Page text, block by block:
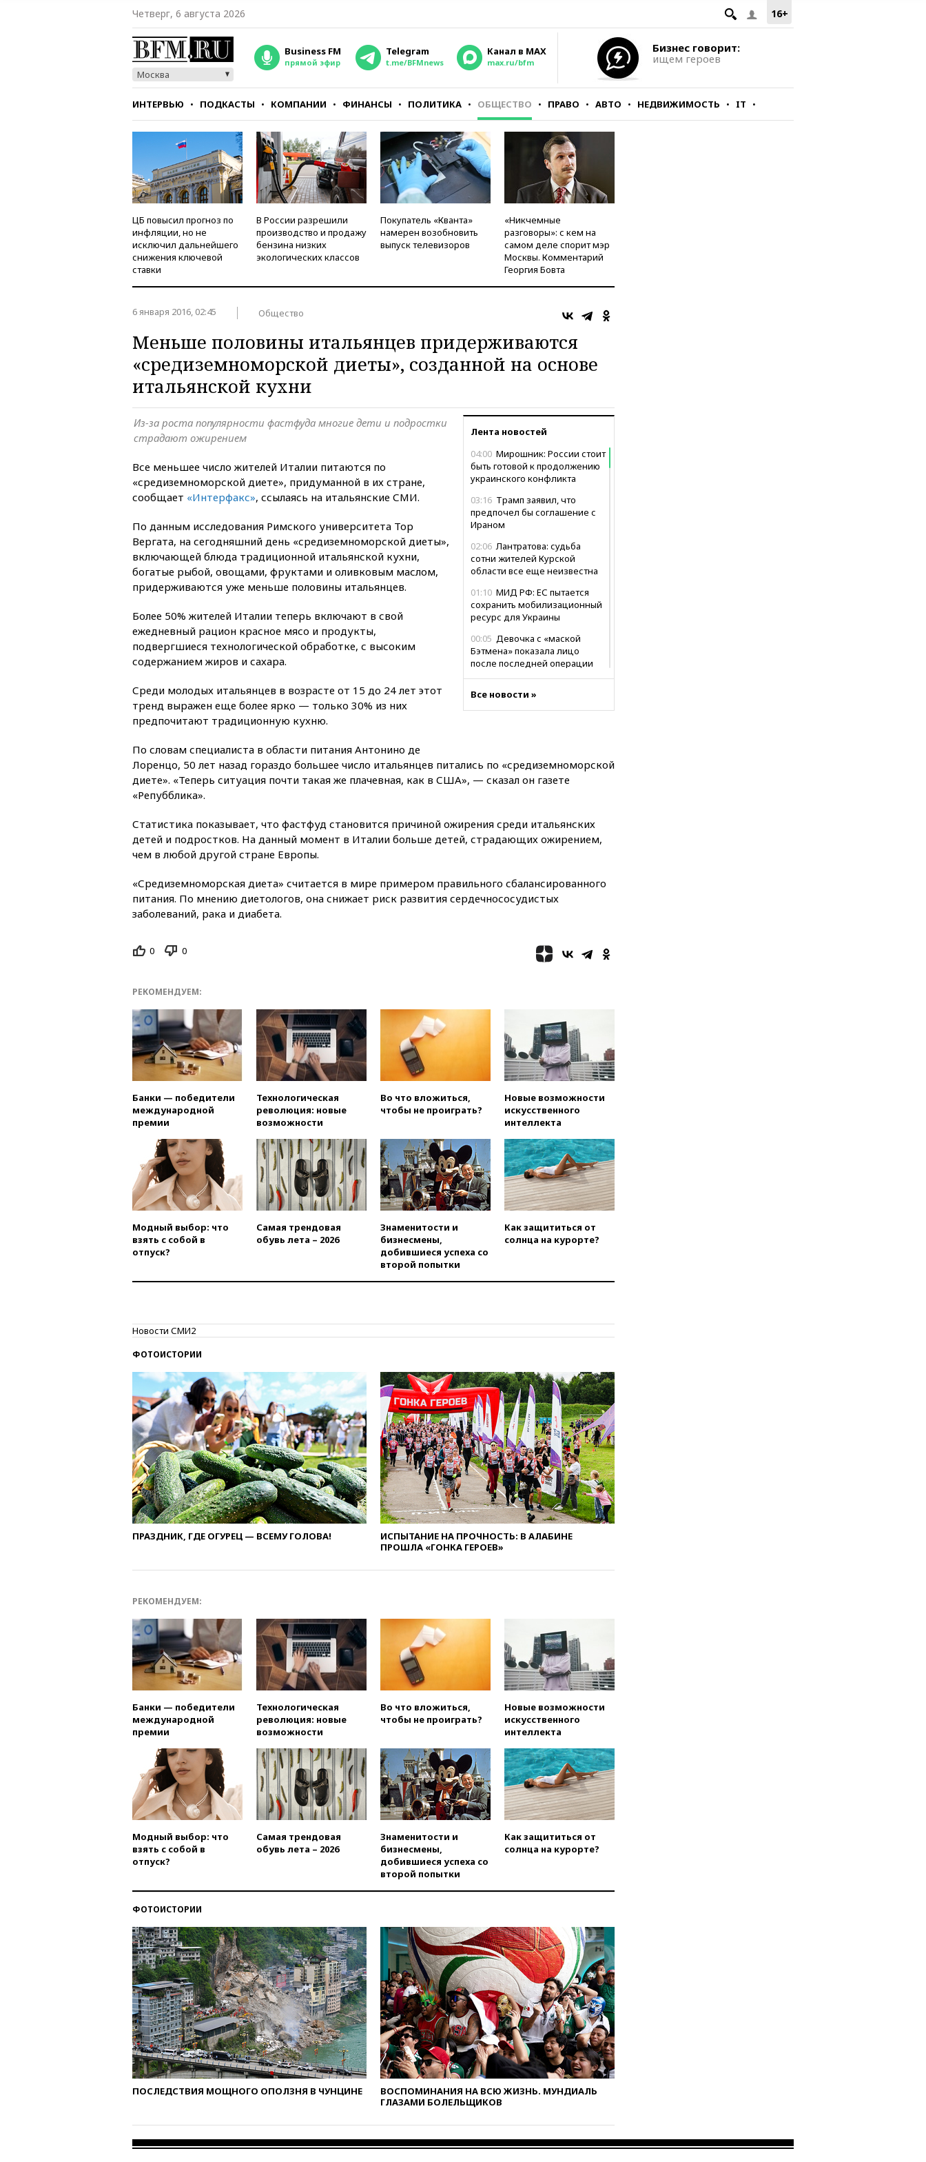
16+
Четверг, 6 августа 2026
Москва
Business FM
прямой эфир
Telegram
t.me/BFMnews
Канал в MAX
max.ru/bfm
Бизнес говорит:
ищем героев
ИНТЕРВЬЮ ПОДКАСТЫ КОМПАНИИ ФИНАНСЫ ПОЛИТИКА ОБЩЕСТВО ПРАВО АВТО НЕДВИЖИМОСТЬ IT
СТИЛЬ ТЕСТЫ
ЦБ повысил прогноз по
инфляции, но не
исключил дальнейшего
снижения ключевой
ставки
В России разрешили
производство и продажу
бензина низких
экологических классов
Покупатель «Кванта»
намерен возобновить
выпуск телевизоров
«Никчемные
разговоры»: с кем на
самом деле спорит мэр
Москвы. Комментарий
Георгия Бовта
6 января 2016, 02:45 Общество
Меньше половины итальянцев придерживаются
«средиземноморской диеты», созданной на основе
итальянской кухни
Лента новостей
04:00 Мирошник: России стоит
быть готовой к продолжению
украинского конфликта
03:16 Трамп заявил, что
предпочел бы соглашение с
Ираном
02:06 Лантратова: судьба
сотни жителей Курской
области все еще неизвестна
01:10 МИД РФ: ЕС пытается
сохранить мобилизационный
ресурс для Украины
00:05 Девочка с «маской
Бэтмена» показала лицо
после последней операции
историка Артема Кирпиченка
арестовали в Израиле
вчера, 23:00 Пост Дмитриева в
вчера, 22:49Минпромторг:
банкротство «Кванта» не
РФ
вчера, 22:35Семь грузовых
Минфин: в июле
выросли нефтегазовые
согласовал первый стандарт
исламского банкинга
вчера, 21:43
Организаторы
«Интервидения»
подтвердили, что конкурс
пройдет в Саудовской Аравии
вчера, 21:35Машков: в РФ
подготовили концепцию
развития театрального
искусства до 2035 года
вчера, 21:21Правительство
РФ разрешило продажу
бензина старых
экологических классов
Машковым 150-летие Союза
театральных деятелей
«взрывная» диарея охватила
сбила 200 украинских
беспилотников
золотых медалей выиграли на
ЧЕ российские синхронистки
вчера, 20:15ТАСС: жизни
главы «Уралдронзавода»
после взрыва ничего не
угрожает
вчера, 20:08По всей Грузии
снова отключилось
электричество
вчера, 20:00Зеленский связал
дефицит ракет с попыткой
Запада принудить Киев к
уступкам
вчера, 19:45Памфилова: ЦИК
сообщила об омоложении
партийных списков на выборах
в Госдуму
вчера, 19:25Путин
номер «Единой России» в
бюллетене
Памфиловой подготовку к
единому дню голосования
вчера, 18:56Wildberries
отрицает перенос основной
логистики за пределы России
вчера, 18:45 Крупнейший
склад маркетплейса Rozetka
сгорел под Киевом
лишился роли в фильме
вчера, 18:28Выборы ректора
ГИТИСа перенесены на «после
1 ноября»
вчера, 18:15 Путин указал на
нехватку врачей в
Белгородской области
вчера, 17:58ЕС отменил
временную защиту для
военнообязанных украинцев
вчера, 17:45Шуваев сообщил
об учащении атак ВСУ на
Белгородскую область
вчера, 17:35Шуваев за два с
половиной месяца посетил
все округа Белгородской
Все новости »
Из-за роста популярности фастфуда многие дети и подростки
страдают ожирением
Все меньшее число жителей Италии питаются по
«средиземноморской диете», придуманной в их стране,
сообщает «Интерфакс», ссылаясь на итальянские СМИ.
По данным исследования Римского университета Тор
Вергата, на сегодняшний день «средиземноморской диеты»,
включающей блюда традиционной итальянской кухни,
богатые рыбой, овощами, фруктами и оливковым маслом,
придерживаются уже меньше половины итальянцев.
Более 50% жителей Италии теперь включают в свой
ежедневный рацион красное мясо и продукты,
подвергшиеся технологической обработке, с высоким
содержанием жиров и сахара.
Среди молодых итальянцев в возрасте от 15 до 24 лет этот
тренд выражен еще более ярко — только 30% из них
предпочитают традиционную кухню.
По словам специалиста в области питания Антонино де
Лоренцо, 50 лет назад гораздо большее число итальянцев питались по «средиземноморской
диете». «Теперь ситуация почти такая же плачевная, как в США», — сказал он газете
«Репубблика».
Статистика показывает, что фастфуд становится причиной ожирения среди итальянских
детей и подростков. На данный момент в Италии больше детей, страдающих ожирением,
чем в любой другой стране Европы.
«Средиземноморская диета» считается в мире примером правильного сбалансированного
питания. По мнению диетологов, она снижает риск развития сердечнососудистых
заболеваний, рака и диабета.
0 0
РЕКОМЕНДУЕМ:
Банки — победители
международной
премии
Технологическая
революция: новые
возможности
Во что вложиться,
чтобы не проиграть?
Новые возможности
искусственного
интеллекта
Модный выбор: что
взять с собой в
отпуск?
Самая трендовая
обувь лета – 2026
Знаменитости и
бизнесмены,
добившиеся успеха со
второй попытки
Как защититься от
солнца на курорте?
Новости СМИ2
ФОТОИСТОРИИ
ПРАЗДНИК, ГДЕ ОГУРЕЦ — ВСЕМУ ГОЛОВА!
ИСПЫТАНИЕ НА ПРОЧНОСТЬ: В АЛАБИНЕ
ПРОШЛА «ГОНКА ГЕРОЕВ»
РЕКОМЕНДУЕМ:
Банки — победители
международной
премии
Технологическая
революция: новые
возможности
Во что вложиться,
чтобы не проиграть?
Новые возможности
искусственного
интеллекта
Модный выбор: что
взять с собой в
отпуск?
Самая трендовая
обувь лета – 2026
Знаменитости и
бизнесмены,
добившиеся успеха со
второй попытки
Как защититься от
солнца на курорте?
ФОТОИСТОРИИ
ПОСЛЕДСТВИЯ МОЩНОГО ОПОЛЗНЯ В ЧУНЦИНЕ
ВОСПОМИНАНИЯ НА ВСЮ ЖИЗНЬ. МУНДИАЛЬ
ГЛАЗАМИ БОЛЕЛЬЩИКОВ